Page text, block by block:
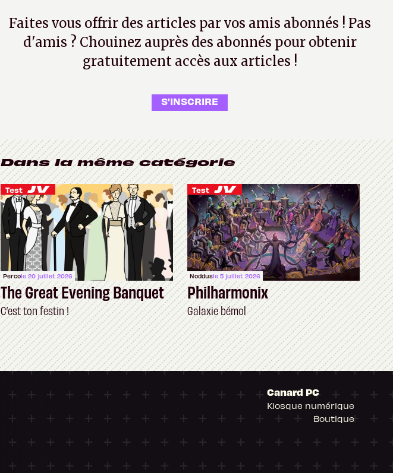
Faites vous offrir des articles par vos amis abonnés ! Pas
d'amis ? Chouinez auprès des abonnés pour obtenir
gratuitement accès aux articles !
S'INSCRIRE
Dans la même catégorie
Test
Percole 20 juillet 2026
The Great Evening Banquet
C’est ton festin !
Test
Noddusle 5 juillet 2026
Philharmonix
Galaxie bémol
Canard PC
Kiosque numérique
Boutique